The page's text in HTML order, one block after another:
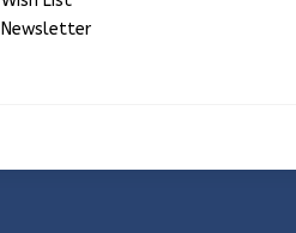
Newsletter